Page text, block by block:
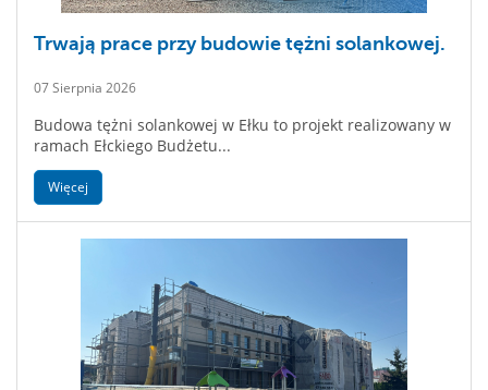
Trwają prace przy budowie tężni solankowej.
07 Sierpnia 2026
Budowa tężni solankowej w Ełku to projekt realizowany w
ramach Ełckiego Budżetu...
Więcej